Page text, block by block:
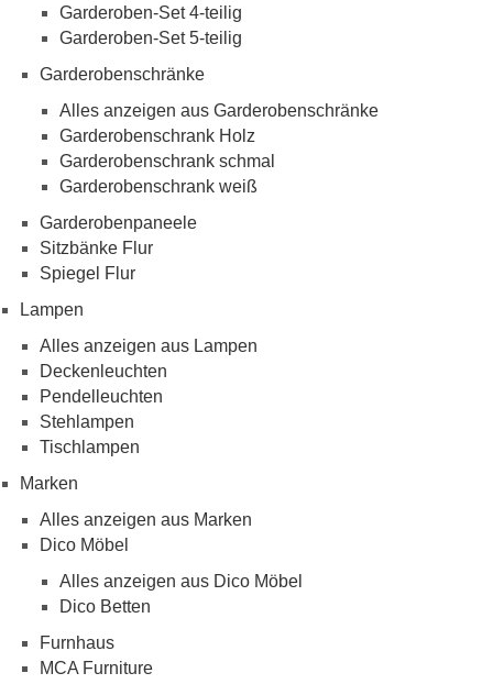
Garderoben-Set 4-teilig
Garderoben-Set 5-teilig
Garderobenschränke
Alles anzeigen aus Garderobenschränke
Garderobenschrank Holz
Garderobenschrank schmal
Garderobenschrank weiß
Garderobenpaneele
Sitzbänke Flur
Spiegel Flur
Lampen
Alles anzeigen aus Lampen
Deckenleuchten
Pendelleuchten
Stehlampen
Tischlampen
Marken
Alles anzeigen aus Marken
Dico Möbel
Alles anzeigen aus Dico Möbel
Dico Betten
Furnhaus
MCA Furniture